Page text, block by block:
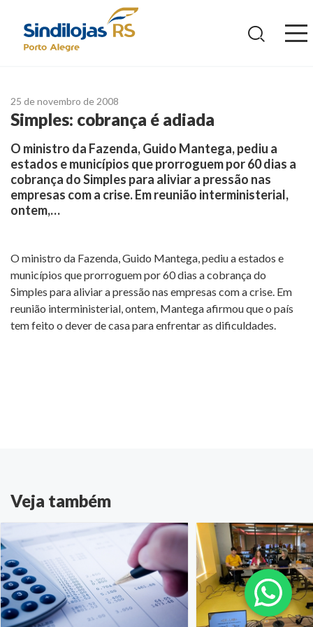
25 de novembro de 2008
Simples: cobrança é adiada
O ministro da Fazenda, Guido Mantega, pediu a
estados e municípios que prorroguem por 60 dias a
cobrança do Simples para aliviar a pressão nas
empresas com a crise. Em reunião interministerial,
ontem,…
O ministro da Fazenda, Guido Mantega, pediu a estados e
municípios que prorroguem por 60 dias a cobrança do
Simples para aliviar a pressão nas empresas com a crise. Em
reunião interministerial, ontem, Mantega afirmou que o país
tem feito o dever de casa para enfrentar as dificuldades.
Veja também